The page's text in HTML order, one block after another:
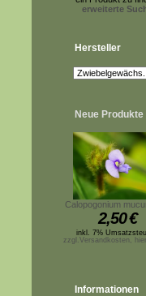
erweiterte
Hersteller
Neue Produkte
Calopogonium
2,50€
inkl. 7%
zzgl.Versandkosten,
Informationen